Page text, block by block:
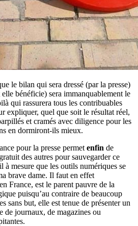
le bilan qui sera dressé (par la presse)
bénéficie) sera immanquablement le
qui rassurera tous les contribuables
expliquer, quel que soit le résultat réel,
et cramés avec diligence pour les
en dormiront-ils mieux.
pour la presse permet enfin de
des autres pour sauvegarder ce
à mesure que les outils numériques se
brave dame. Il faut en effet
France, est le parent pauvre de la
puisqu’au contraire de beaucoup
sans but, elle est tenue de présenter un
de journaux, de magazines ou